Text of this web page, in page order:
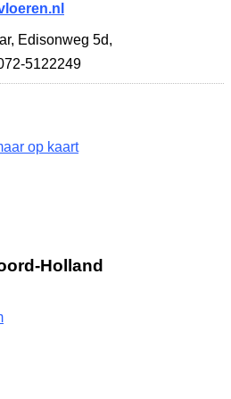
Edisonweg 5d,
5122249
op kaart
Holland